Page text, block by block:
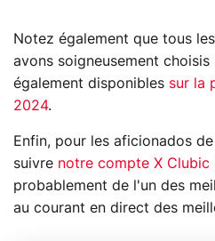
Notez également que tous
avons soigneusement
également disponibles sur la
2024.
Enfin, pour les aficionados
suivre notre compte X Clubic
probablement de l'un des
au courant en direct des